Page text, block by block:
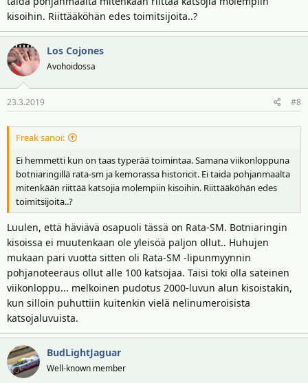
kisoihin. Riittääköhän edes toimitsijoita..?
Los Cojones
Avohoidossa
23.3.2019 #8
Freak sanoi:
Ei hemmetti kun on taas typerää toimintaa. Samana viikonloppuna
botniaringillä rata-sm ja kemorassa historicit. Ei taida pohjanmaalta
mitenkään riittää katsojia molempiin kisoihin. Riittääköhän edes
toimitsijoita..?
Luulen, että häviävä osapuoli tässä on Rata-SM. Botniaringin
kisoissa ei muutenkaan ole yleisöä paljon ollut.. Huhujen
mukaan pari vuotta sitten oli Rata-SM -lipunmyynnin
pohjanoteeraus ollut alle 100 katsojaa. Taisi toki olla sateinen
viikonloppu... melkoinen pudotus 2000-luvun alun kisoistakin,
kun silloin puhuttiin kuitenkin vielä nelinumeroisista
katsojaluvuista.
BudLightJaguar
Well-known member